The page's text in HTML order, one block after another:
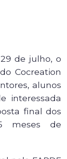
de julho, o
Cocreation
alunos
interessada
final dos
meses de